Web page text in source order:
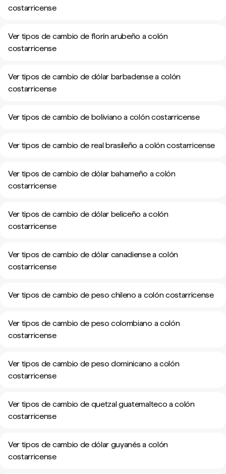
costarricense
Ver tipos de cambio de florín arubeño a colón
costarricense
Ver tipos de cambio de dólar barbadense a colón
costarricense
Ver tipos de cambio de boliviano a colón costarricense
Ver tipos de cambio de real brasileño a colón costarricense
Ver tipos de cambio de dólar bahameño a colón
costarricense
Ver tipos de cambio de dólar beliceño a colón
costarricense
Ver tipos de cambio de dólar canadiense a colón
costarricense
Ver tipos de cambio de peso chileno a colón costarricense
Ver tipos de cambio de peso colombiano a colón
costarricense
Ver tipos de cambio de peso dominicano a colón
costarricense
Ver tipos de cambio de quetzal guatemalteco a colón
costarricense
Ver tipos de cambio de dólar guyanés a colón
costarricense